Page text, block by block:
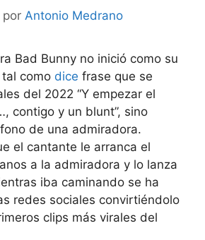
por Antonio Medrano
Bad Bunny no inició como su
tal como dice frase que se
del 2022 “Y empezar el
contigo y un blunt”, sino
de una admiradora.
el cantante le arranca el
a la admiradora y lo lanza
iba caminando se ha
redes sociales convirtiéndolo
clips más virales del